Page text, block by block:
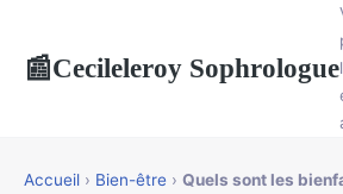
📰Cecileleroy Sophrologue
Accueil › Bien-être › Quels sont les